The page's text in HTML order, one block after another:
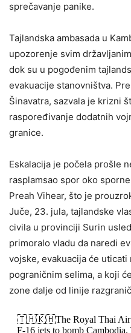
sprečavanje panike.
Tajlandska ambasada u
upozorenje svim
dok su u pogođenim
evakuacije stanovništva.
Šinavatra, sazvala je krizni
raspoređivanje dodatnih
granice.
Eskalacija je počela prošle
rasplamsao spor oko
Preah Vihear, što je
Juče, 23. jula, tajlandske
civila u provinciji Surin
primoralo vladu da naredi
vojske, evakuacija će
pograničnim selima, a koji
zone dalje od linije
🇹🇭🇰🇭The Royal Thai Air
F-16 jets to bomb